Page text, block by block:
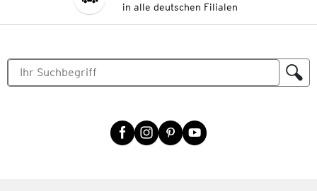
in alle deutschen Filialen